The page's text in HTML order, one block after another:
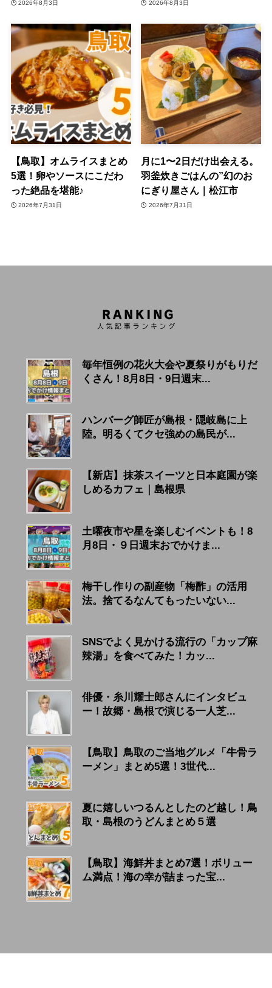
2026年8月3日 2026年8月3日
【鳥取】オムライスまとめ
5選！卵やソースにこだわ
った絶品を堪能♪
2026年7月31日
月に1〜2日だけ出会える。
羽釜炊きごはんの”幻のお
にぎり屋さん｜松江市
2026年7月31日
毎年恒例の花火大会や夏祭りがもりだ
くさん！8月8日・9日週末...
ハンバーグ師匠が島根・隠岐島に上
陸。明るくてクセ強めの島民が...
【新店】抹茶スイーツと日本庭園が楽
しめるカフェ｜島根県
土曜夜市や星を楽しむイベントも！8
月8日・９日週末おでかけま...
梅干し作りの副産物「梅酢」の活用
法。捨てるなんてもったいない...
SNSでよく見かける流行の「カップ麻
辣湯」を食べてみた！カッ...
俳優・糸川耀士郎さんにインタビュ
ー！故郷・島根で演じる一人芝...
【鳥取】鳥取のご当地グルメ「牛骨ラ
ーメン」まとめ5選！3世代...
夏に嬉しいつるんとしたのど越し！鳥
取・島根のうどんまとめ５選
【鳥取】海鮮丼まとめ7選！ボリュー
ム満点！海の幸が詰まった宝...